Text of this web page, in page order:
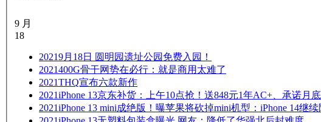
9 月
18
20219月18日 圆明园遗址公园免费入园！
2021400G骨干网势在必行：就是商用太难了
2021THQ宣布六款新作
2021iPhone 13京东补货：上午10点抢！送848元1年AC+、承诺月
2021iPhone 13 mini成绝版！曝苹果将砍掉mini机型：iPhone 14继续